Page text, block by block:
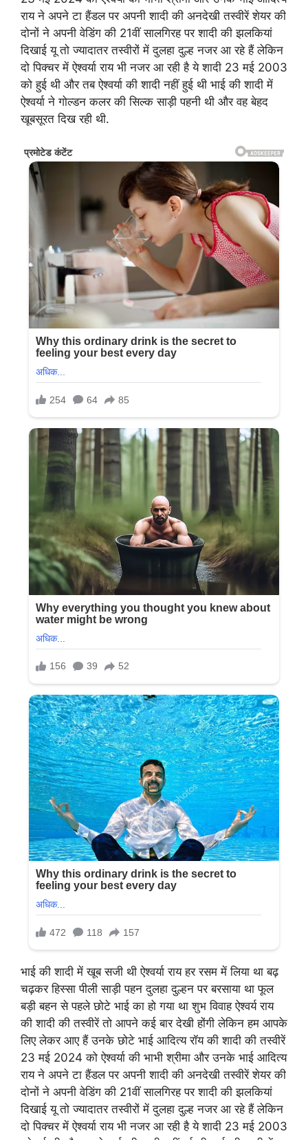
राय ने अपने टा हैंडल पर अपनी शादी की अनदेखी तस्वीरें शेयर की
दोनों ने अपनी वेडिंग की 21वीं सालगिरह पर शादी की झलकियां
दिखाई यू तो ज्यादातर तस्वीरों में दुलहा दुल्ह नजर आ रहे हैं लेकिन
दो पिक्चर में ऐश्वर्या राय भी नजर आ रही है ये शादी 23 मई 2003
को हुई थी और तब ऐश्वर्या की शादी नहीं हुई थी भाई की शादी में
ऐश्वर्या ने गोल्डन कलर की सिल्क साड़ी पहनी थी और वह बेहद
खूबसूरत दिख रही थी.
भाई की शादी में खूब सजी थी ऐश्वर्या राय हर रसम में लिया था बढ़
चढ़कर हिस्सा पीली साड़ी पहन दुलहा दुल्हन पर बरसाया था फूल
बड़ी बहन से पहले छोटे भाई का हो गया था शुभ विवाह ऐश्वर्य राय
की शादी की तस्वीरें तो आपने कई बार देखी होंगी लेकिन हम आपके
लिए लेकर आए हैं उनके छोटे भाई आदित्य रॉय की शादी की तस्वीरें
23 मई 2024 को ऐश्वर्या की भाभी श्रीमा और उनके भाई आदित्य
राय ने अपने टा हैंडल पर अपनी शादी की अनदेखी तस्वीरें शेयर की
दोनों ने अपनी वेडिंग की 21वीं सालगिरह पर शादी की झलकियां
दिखाई यू तो ज्यादातर तस्वीरों में दुलहा दुल्ह नजर आ रहे हैं लेकिन
दो पिक्चर में ऐश्वर्या राय भी नजर आ रही है ये शादी 23 मई 2003